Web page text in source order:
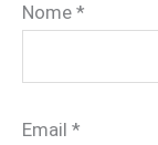
Nome *
Email *